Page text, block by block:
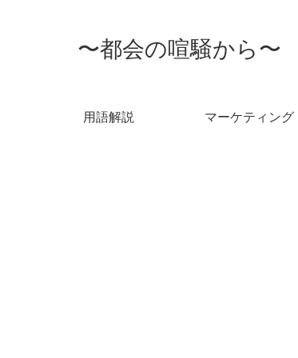
〜都会の喧騒から〜
用語解説 マーケティング